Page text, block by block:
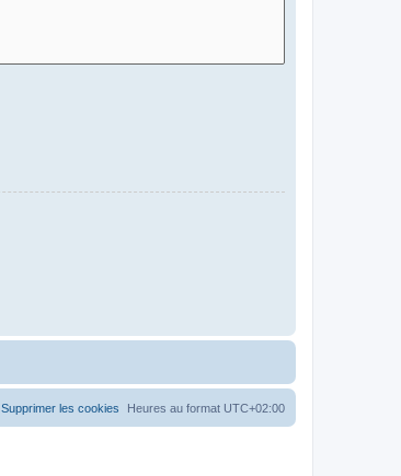
Heures au format UTC+02:00
Supprimer les cookies